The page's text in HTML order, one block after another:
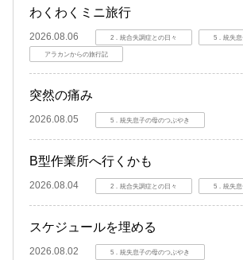
わくわくミニ旅行
2026.08.06 2．統合失調症との日々 5．統失
アラカンからの旅行記
突然の痛み
2026.08.05 5．統失息子の母のつぶやき
B型作業所へ行くかも
2026.08.04 2．統合失調症との日々 5．統失
スケジュールを埋める
2026.08.02 5．統失息子の母のつぶやき